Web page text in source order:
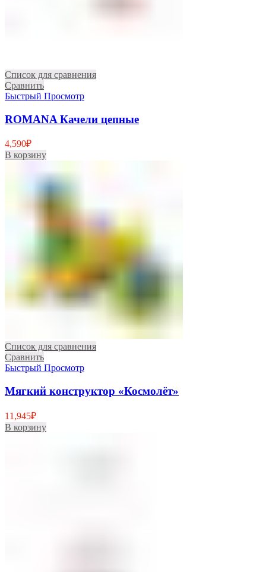
Список для сравнения
Сравнить
Быстрый Просмотр
ROMANA Качели цепные
4,590₽
В корзину
Список для сравнения
Сравнить
Быстрый Просмотр
Мягкий конструктор «Космолёт»
11,945₽
В корзину